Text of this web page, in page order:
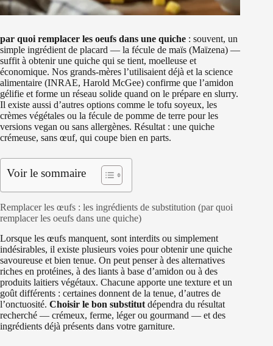
par quoi remplacer les oeufs dans une quiche : souvent, un
simple ingrédient de placard — la fécule de maïs (Maïzena) —
suffit à obtenir une quiche qui se tient, moelleuse et
économique. Nos grands-mères l’utilisaient déjà et la science
alimentaire (INRAE, Harold McGee) confirme que l’amidon
gélifie et forme un réseau solide quand on le prépare en slurry.
Il existe aussi d’autres options comme le tofu soyeux, les
crèmes végétales ou la fécule de pomme de terre pour les
versions vegan ou sans allergènes. Résultat : une quiche
crémeuse, sans œuf, qui coupe bien en parts.
Voir le sommaire
Remplacer les œufs : les ingrédients de substitution (par quoi
remplacer les oeufs dans une quiche)
Lorsque les œufs manquent, sont interdits ou simplement
indésirables, il existe plusieurs voies pour obtenir une quiche
savoureuse et bien tenue. On peut penser à des alternatives
riches en protéines, à des liants à base d’amidon ou à des
produits laitiers végétaux. Chacune apporte une texture et un
goût différents : certaines donnent de la tenue, d’autres de
l’onctuosité. Choisir le bon substitut dépendra du résultat
recherché — crémeux, ferme, léger ou gourmand — et des
ingrédients déjà présents dans votre garniture.